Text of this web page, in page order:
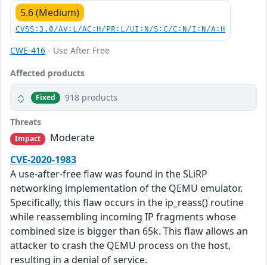
5.6 (Medium)
CVSS:3.0/AV:L/AC:H/PR:L/UI:N/S:C/C:N/I:N/A:H
CWE-416 - Use After Free
Affected products
Fixed 918 products
Threats
Impact
Moderate
CVE-2020-1983
A use-after-free flaw was found in the SLiRP
networking implementation of the QEMU emulator.
Specifically, this flaw occurs in the ip_reass() routine
while reassembling incoming IP fragments whose
combined size is bigger than 65k. This flaw allows an
attacker to crash the QEMU process on the host,
resulting in a denial of service.